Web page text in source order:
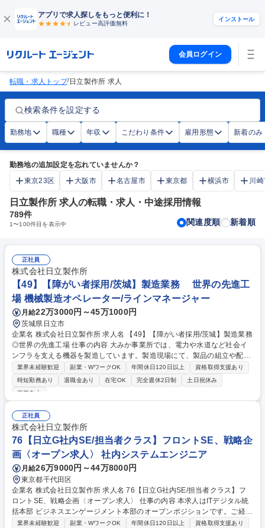
アプリで求人探しをもっと便利に！
レビュー高評価無料
インストール
会員ログイン
転職・求人トップ/日立製作所 求人
検索条件を設定する
勤務地 職種 年収 こだわり条件 雇用形態 新着のみ
勤務地の追加設定を忘れていませんか？
東京23区
大阪市 名古屋市 東京都 横浜市 川
日立製作所 求人の転職・求人・中途採用情報
789件
1〜100件目を表示中 関連度順 新着順
正社員
株式会社日立製作所
【49】【障がい者採用/茨城】製造業務 世界の先進工
場 機械製造オペレーター/ラインマネージャー
月給22万3000円～45万1000円
茨城県日立市
企業名 株式会社日立製作所 求人名 【49】【障がい者採用/茨城】製造業務
◎世界の先進工場 仕事の内容 大みか事業所では、電力や水道など社会イ
ンフラを支える機器を製造しています。製造現場にて、製品の組立や配
線、部品の取り付けなどの作業をご担当いただきます。 ＜具体的な作業例
＞ ■電線を指定の長さに切る、表面のカバーをはがす作業 ■端子（電線の
先端パーツ）を工具で取り付ける作業 ■電線に番号やラベルを付ける作業
すので、未経験の方でも安心して始められます。 ※業務内容は、ご経験・
スキルや面接時の希望を踏まえて決定します。 募集職種 【49】【障がい
者採用/茨城】製造業務 ◎世界の先進工場
業界未経験歓迎 副業・WワークOK 年間休日120日以上
資格取得支援あり
時短勤務あり
退職金あり 在宅OK 完全週休2日制
土日祝休み
服装自由
正社員
株式会社日立製作所
76【日立G社内SE/担当者クラス】フロントSE、戦略企
画〈オープン求人〉 社内システムエンジニア
月給26万9000円～44万8000円
東京都千代田区
企業名 株式会社日立製作所 求人名 76【日立G社内SE/担当者クラス】フ
ロントSE、戦略企画〈オープン求人〉 仕事の内容 本求人はITデジタル統
括本部 ビジネスエンゲージメント本部のオープンポジションです。ご経験
やご希望を踏まえご対応いただく業務をご提案させていただきます。 【業
業界未経験歓迎 副業・WワークOK 年間休日120日以上
資格取得支援あり